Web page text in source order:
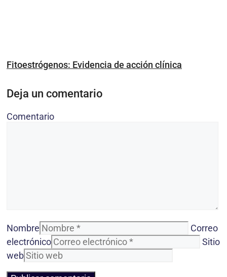
Fitoestrógenos: Evidencia de acción clínica
Deja un comentario
Comentario
Nombre
Correo
electrónico
Sitio
web